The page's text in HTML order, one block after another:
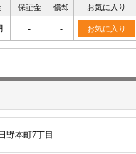
保証金 償却 お気に入り
- - お気に入り
野本町7丁目